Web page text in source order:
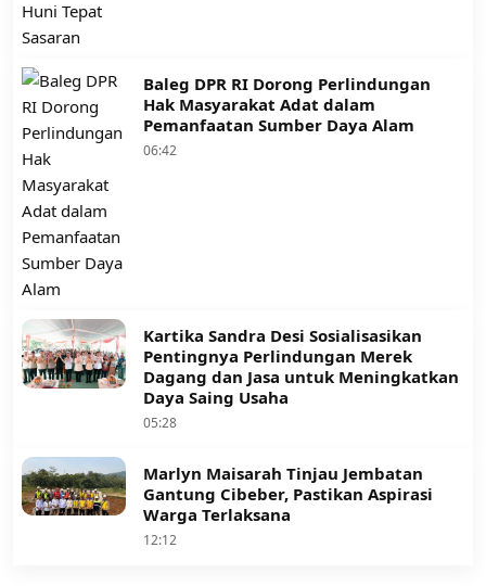
Baleg DPR RI Dorong Perlindungan
Hak Masyarakat Adat dalam
Pemanfaatan Sumber Daya Alam
06:42
Kartika Sandra Desi Sosialisasikan
Pentingnya Perlindungan Merek
Dagang dan Jasa untuk Meningkatkan
Daya Saing Usaha
05:28
Marlyn Maisarah Tinjau Jembatan
Gantung Cibeber, Pastikan Aspirasi
Warga Terlaksana
12:12